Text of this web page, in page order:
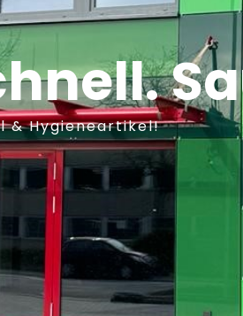
& Hygieneartikel!